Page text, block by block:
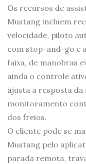
Os recursos de
Mustang incluem
velocidade, piloto
com stop-and-go e
faixa, de manobras
ainda o controle
ajusta a resposta da
monitoramento
dos freios.
O cliente pode se
Mustang pelo
parada remota,